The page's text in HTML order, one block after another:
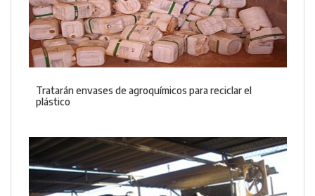
Tratarán envases de agroquímicos para reciclar el
plástico